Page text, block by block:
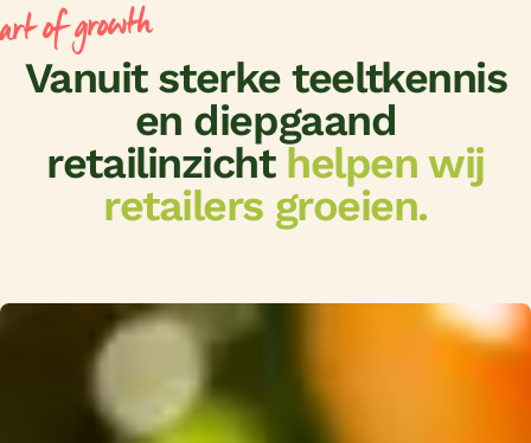
of growth
Vanuit sterke teeltkennis
en diepgaand
retailinzicht helpen wij
retailers groeien.